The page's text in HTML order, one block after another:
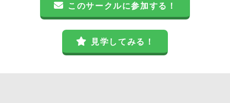
このサークルに参加する！
見学してみる！